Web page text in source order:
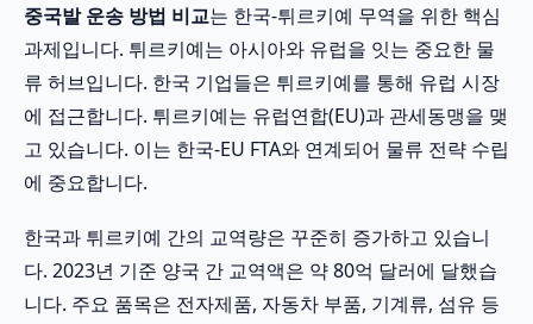
중국발 운송 방법 비교는 한국-튀르키예 무역을 위한 핵심
과제입니다. 튀르키예는 아시아와 유럽을 잇는 중요한 물
류 허브입니다. 한국 기업들은 튀르키예를 통해 유럽 시장
에 접근합니다. 튀르키예는 유럽연합(EU)과 관세동맹을 맺
고 있습니다. 이는 한국-EU FTA와 연계되어 물류 전략 수립
에 중요합니다.
한국과 튀르키예 간의 교역량은 꾸준히 증가하고 있습니
다. 2023년 기준 양국 간 교역액은 약 80억 달러에 달했습
니다. 주요 품목은 전자제품, 자동차 부품, 기계류, 섬유 등